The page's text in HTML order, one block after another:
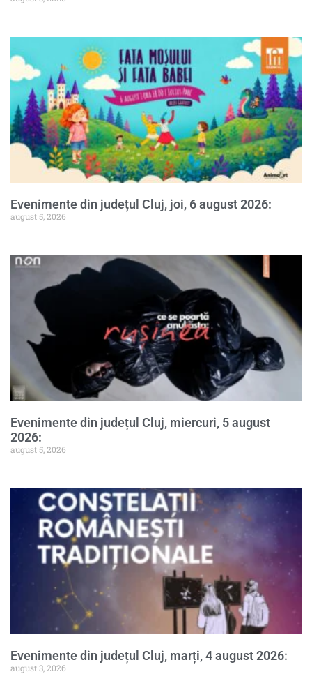
Evenimente din județul Cluj, joi, 6 august 2026:
august 5, 2026
Evenimente din județul Cluj, miercuri, 5 august
2026:
august 5, 2026
Evenimente din județul Cluj, marți, 4 august 2026:
august 3, 2026